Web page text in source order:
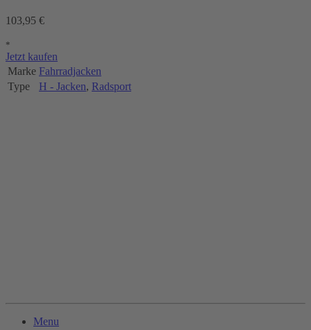
103,95 €
*
Jetzt kaufen
Marke Fahrradjacken
Type
H - Jacken, Radsport
Menu